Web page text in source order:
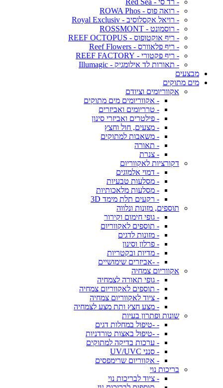
- רד סי - Red Sea
- רואה פוס - ROWA Phos
- רויאל אקסלוסיב - Royal Exclusiv
- רוסמונט - ROSSMONT
- ריף אוקטופוס - REEF OCTOPUS
- ריף פלאוורס - Reef Flowers
- ריף פקטורי - REEF FACTORY
- תאורות לד אילומגיק - Illumagic
מבצעים
מים מתוקים
אקווריומים וציודם
- אקווריומים מים מתוקים
- טרריומים ואביזרים
- פילטרים ואביזרי סינון
- מצעים, חול וחצץ
- משאבות למתוקים
- תאורה
- צנרת
דקורציות לאקווריום
- דמוי אלמוגים
- מסלעות טבעיות
- מסלעות מלאכותיות
- רקעים תלת מימד 3D
תוספים, מזונות ונלווה
- גופי חימום וקירור
- תוספים לאקווריום
- מזונות לדגים
- פרלון וסינון
- מדיות ובקטריות
- -אביזרים שימושיים
אקווריום צמחיה
- גופי תאורה לצמחיה
- תוספים לאקווריום צמחיה
- ציוד לאקווריום צמחיה
- מצע חצץ ותת מצע לצמחיה
שונות ופתרון בעיות
- -טיפול במחלות דגים
- -טיפול באצות טורדניות
- ערכות בדיקה למתוקים
- סנני UV/UVC
- אקווריום שרימפסים
בריכות נוי
- ציוד לבריכות נוי